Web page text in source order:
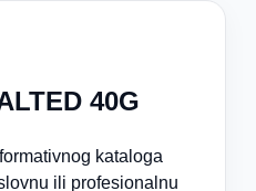
40G
kataloga
ili profesionalnu